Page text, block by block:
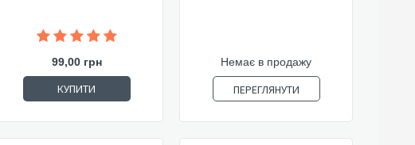
99,00 грн
КУПИТИ
Немає в продажу
ПЕРЕГЛЯНУТИ